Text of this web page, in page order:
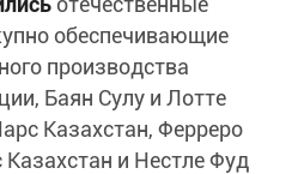
обеспечивающие
производства
Баян Сулу и Лотте
Казахстан, Ферреро
и Нестле Фуд